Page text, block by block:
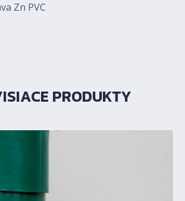
Zn PVC
PRODUKTY